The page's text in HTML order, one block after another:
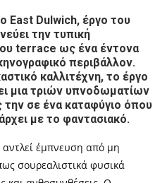
East Dulwich, έργο του
την τυπική
terrace ως ένα έντονα
περιβάλλον.
καλλιτέχνη, το έργο
μια τριών υπνοδωματίων
την σε ένα καταφύγιο όπου
με το φαντασιακό.
αντλεί έμπνευση από μη
σουρεαλιστικά φυσικά